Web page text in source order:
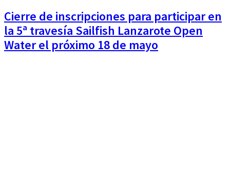
Cierre de inscripciones para participar en
la 5ª travesía Sailfish Lanzarote Open
Water el próximo 18 de mayo